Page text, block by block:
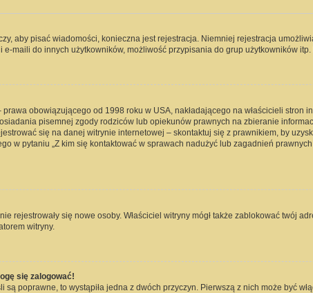
aby pisać wiadomości, konieczna jest rejestracja. Niemniej rejestracja
e-maili do innych użytkowników, możliwość przypisania do grup użytkowników
obowiązującego od 1998 roku w USA, nakładającego na właścicieli stron
pisemnej zgody rodziców lub opiekunów prawnych na zbieranie
się na danej witrynie internetowej – skontaktuj się z prawnikiem, by
w pytaniu „Z kim się kontaktować w sprawach nadużyć lub zagadnień
rejestrowały się nowe osoby. Właściciel witryny mógł także zablokować twój
witryny.
się zalogować!
poprawne, to wystąpiła jedna z dwóch przyczyn. Pierwszą z nich może być